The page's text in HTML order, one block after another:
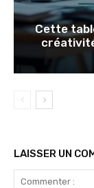
Cette
LAISSER UN